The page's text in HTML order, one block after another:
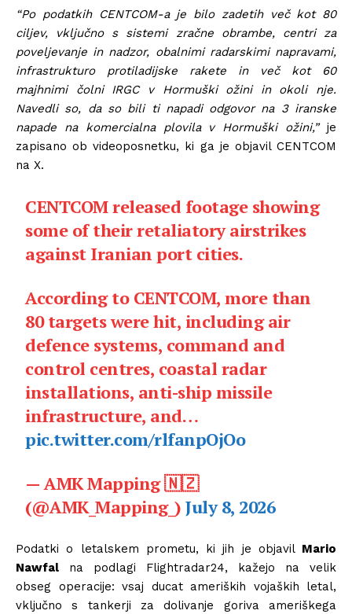
“Po podatkih CENTCOM-a je bilo zadetih več kot 80
ciljev, vključno s sistemi zračne obrambe, centri za
poveljevanje in nadzor, obalnimi radarskimi napravami,
infrastrukturo protiladijske rakete in več kot 60
majhnimi čolni IRGC v Hormuški ožini in okoli nje.
Navedli so, da so bili ti napadi odgovor na 3 iranske
napade na komercialna plovila v Hormuški ožini,”je
zapisano ob videoposnetku, ki ga je objavil CENTCOM
na X.
CENTCOM released footage showing
some of their retaliatory airstrikes
against Iranian port cities.
According to CENTCOM, more than
80 targets were hit, including air
defence systems, command and
control centres, coastal radar
installations, anti-ship missile
infrastructure, and…
pic.twitter.com/rlfanpOjOo
— AMK Mapping 🇳🇿
(@AMK_Mapping_)July 8, 2026
Podatki o letalskem prometu, ki jih je objavil Mario
Nawfal na podlagi Flightradar24, kažejo na velik
obseg operacije: vsaj ducat ameriških vojaških letal,
vključno s tankerji za dolivanje goriva ameriškega